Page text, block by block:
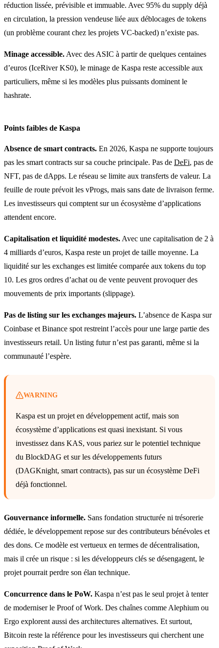
réduction lissée, prévisible et immuable. Avec 95% du supply déjà
en circulation, la pression vendeuse liée aux déblocages de tokens
(un problème courant chez les projets VC-backed) n’existe pas.
Minage accessible. Avec des ASIC à partir de quelques centaines
d’euros (IceRiver KS0), le minage de Kaspa reste accessible aux
particuliers, même si les modèles plus puissants dominent le
hashrate.
Points faibles de Kaspa
Absence de smart contracts. En 2026, Kaspa ne supporte toujours
pas les smart contracts sur sa couche principale. Pas de DeFi, pas de
NFT, pas de dApps. Le réseau se limite aux transferts de valeur. La
feuille de route prévoit les vProgs, mais sans date de livraison ferme.
Les investisseurs qui comptent sur un écosystème d’applications
attendent encore.
Capitalisation et liquidité modestes. Avec une capitalisation de 2 à
4 milliards d’euros, Kaspa reste un projet de taille moyenne. La
liquidité sur les exchanges est limitée comparée aux tokens du top
10. Les gros ordres d’achat ou de vente peuvent provoquer des
mouvements de prix importants (slippage).
Pas de listing sur les exchanges majeurs. L’absence de Kaspa sur
Coinbase et Binance spot restreint l’accès pour une large partie des
investisseurs retail. Un listing futur n’est pas garanti, même si la
communauté l’espère.
WARNING
Kaspa est un projet en développement actif, mais son
écosystème d’applications est quasi inexistant. Si vous
investissez dans KAS, vous pariez sur le potentiel technique
du BlockDAG et sur les développements futurs
(DAGKnight, smart contracts), pas sur un écosystème DeFi
déjà fonctionnel.
Gouvernance informelle. Sans fondation structurée ni trésorerie
dédiée, le développement repose sur des contributeurs bénévoles et
des dons. Ce modèle est vertueux en termes de décentralisation,
mais il crée un risque : si les développeurs clés se désengagent, le
projet pourrait perdre son élan technique.
Concurrence dans le PoW. Kaspa n’est pas le seul projet à tenter
de moderniser le Proof of Work. Des chaînes comme Alephium ou
Ergo explorent aussi des architectures alternatives. Et surtout,
Bitcoin reste la référence pour les investisseurs qui cherchent une